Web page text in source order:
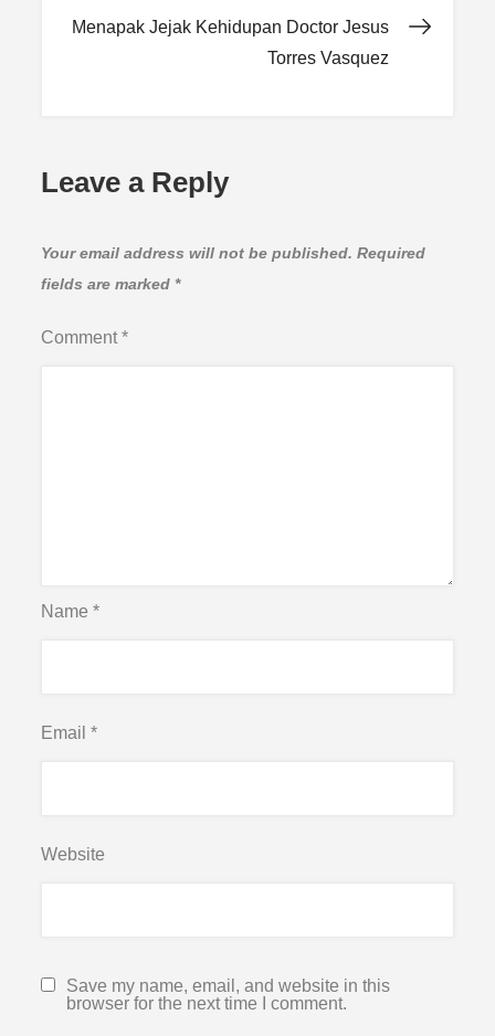
Menapak Jejak Kehidupan Doctor Jesus
Torres Vasquez
Leave a Reply
Your email address will not be published. Required
fields are marked *
Comment*
Name*
Email*
Website
Save my name, email, and website in this
browser for the next time I comment.